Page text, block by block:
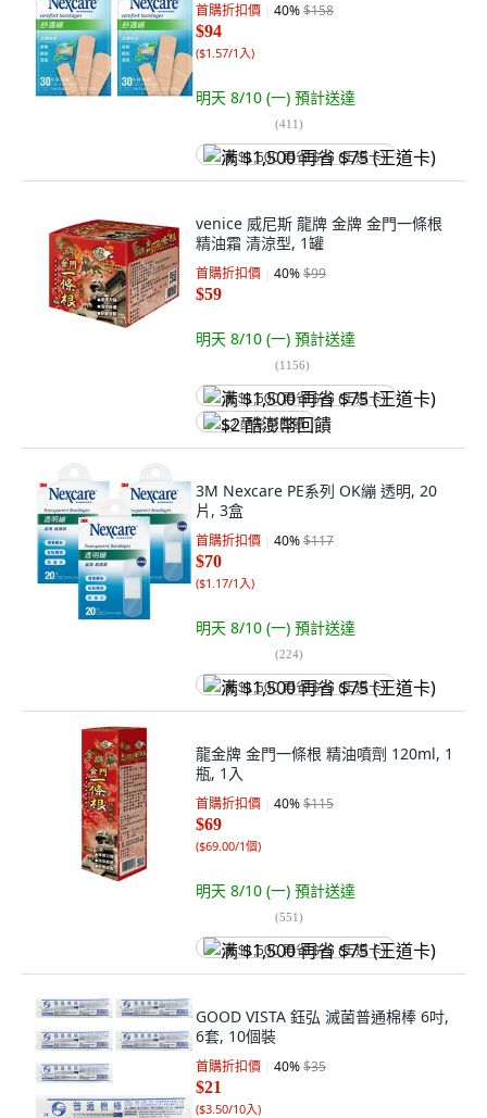
首購折扣價 40%$158
$94
($1.57/1入)
明天 8/10 (一) 預計送達
(411)
满 $1,500 再省 $75 (王道卡)
venice 威尼斯 龍牌 金牌 金門一條根
精油霜 清涼型, 1罐
首購折扣價 40%$99
$59
明天 8/10 (一) 預計送達
(1156)
满 $1,500 再省 $75 (王道卡)
$2 酷澎幣回饋
3M Nexcare PE系列 OK繃 透明, 20
片, 3盒
首購折扣價 40%$117
$70
($1.17/1入)
明天 8/10 (一) 預計送達
(224)
满 $1,500 再省 $75 (王道卡)
龍金牌 金門一條根 精油噴劑 120ml, 1
瓶, 1入
首購折扣價 40%$115
$69
($69.00/1個)
明天 8/10 (一) 預計送達
(551)
满 $1,500 再省 $75 (王道卡)
GOOD VISTA 鈺弘 滅菌普通棉棒 6吋,
6套, 10個裝
首購折扣價 40%$35
$21
($3.50/10入)